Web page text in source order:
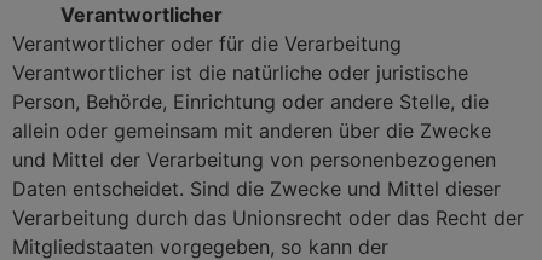
Verantwortlicher
Verantwortlicher oder für die Verarbeitung
Verantwortlicher ist die natürliche oder juristische
Person, Behörde, Einrichtung oder andere Stelle, die
allein oder gemeinsam mit anderen über die Zwecke
und Mittel der Verarbeitung von personenbezogenen
Daten entscheidet. Sind die Zwecke und Mittel dieser
Verarbeitung durch das Unionsrecht oder das Recht der
Mitgliedstaaten vorgegeben, so kann der